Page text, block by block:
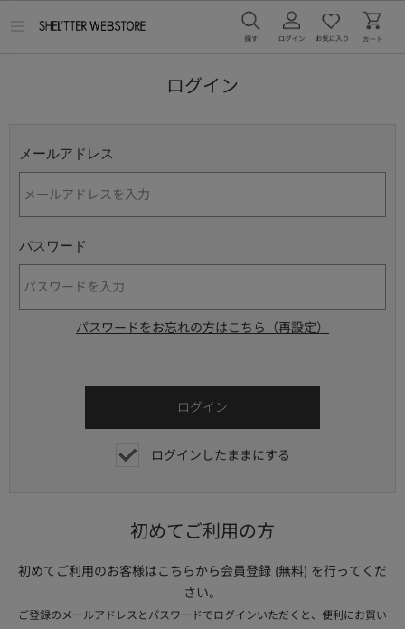
ログイン
メールアドレス
パスワード
パスワードをお忘れの方はこちら（再設定）
ログインしたままにする
初めてご利用の方
初めてご利用のお客様はこちらから会員登録 (無料) を行ってくだ
さい。
ご登録のメールアドレスとパスワードでログインいただくと、便利にお買い